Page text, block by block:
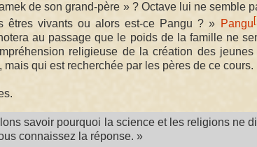
de son grand-père » ? Octave lui ne semble
êtres vivants ou alors est-ce Pangu ? » Pangu
au passage que le poids de la famille ne
religieuse de la création des jeunes
qui est recherchée par les pères de ce cours.
savoir pourquoi la science et les religions ne
connaissez la réponse. »